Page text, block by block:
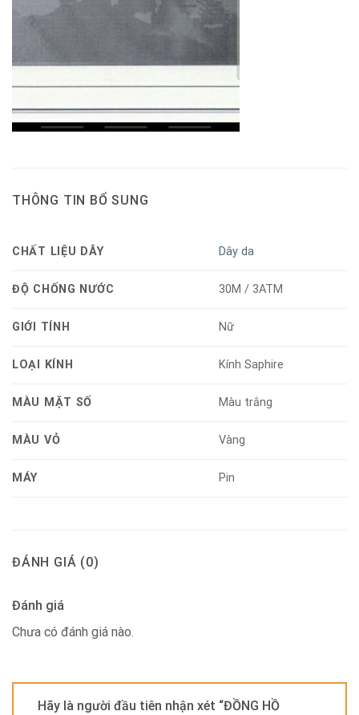
THÔNG TIN BỔ SUNG
CHẤT LIỆU DÂY Dây da
ĐỘ CHỐNG NƯỚC 30M / 3ATM
GIỚI TÍNH Nữ
LOẠI KÍNH Kính Saphire
MÀU MẶT SỐ Màu trắng
MÀU VỎ Vàng
MÁY Pin
ĐÁNH GIÁ (0)
Đánh giá
Chưa có đánh giá nào.
Hãy là người đầu tiên nhận xét “ĐỒNG HỒ